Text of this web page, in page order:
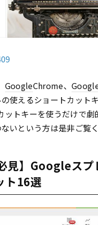
GoogleChrome、
使えるショートカット
ットキーを使うだけで
いという方は是非ご覧く
見】Googleスプ
ト16選